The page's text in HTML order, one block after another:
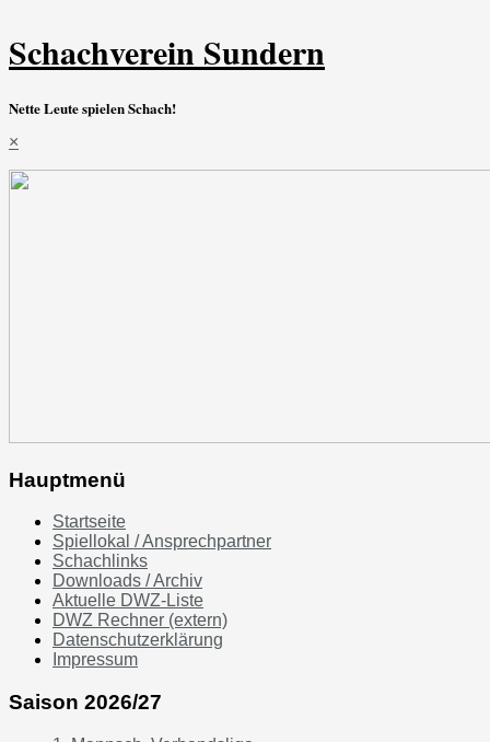
Schachverein Sundern
Nette Leute spielen Schach!
×
Hauptmenü
Startseite
Spiellokal / Ansprechpartner
Schachlinks
Downloads / Archiv
Aktuelle DWZ-Liste
DWZ Rechner (extern)
Datenschutzerklärung
Impressum
Saison 2026/27